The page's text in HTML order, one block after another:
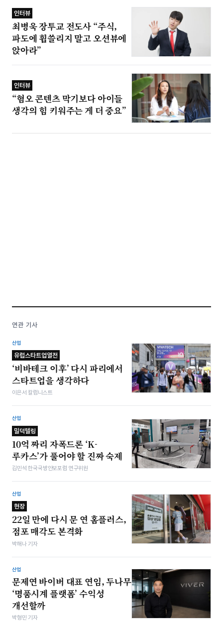
인터뷰
최병욱 장투교 전도사 “주식,
파도에 휩쓸리지 말고 오션뷰에
앉아라”
인터뷰
“혐오 콘텐츠 막기보다 아이들
생각의 힘 키워주는 게 더 중요”
연관 기사
산업
유럽스타트업열전
‘비바테크 이후’ 다시 파리에서
스타트업을 생각하다
이은서 칼럼니스트
산업
밀덕텔링
10억 짜리 자폭드론 ‘K-
루카스’가 풀어야 할 진짜 숙제
김민석 한국국방안보포럼 연구위원
산업
현장
22일 만에 다시 문 연 홈플러스,
점포 매각도 본격화
박해나 기자
산업
문제연 바이버 대표 연임, 두나무
‘명품시계 플랫폼’ 수익성
개선할까
박형민 기자